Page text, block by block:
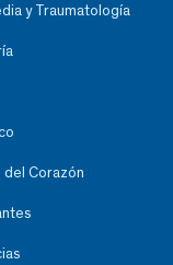
y Traumatología
Corazón